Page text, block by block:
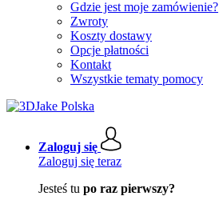
Gdzie jest moje zamówienie?
Zwroty
Koszty dostawy
Opcje płatności
Kontakt
Wszystkie tematy pomocy
Zaloguj się
Zaloguj się teraz
Jesteś tu po raz pierwszy?